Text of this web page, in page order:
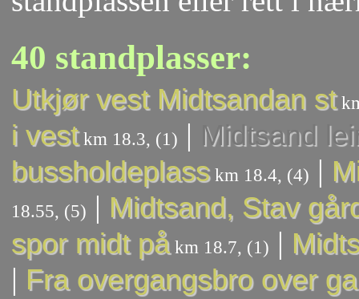
40 standplasser:
Utkjør vest Midtsandan st
i vestkm 18.3, (1) | Midtsand
bussholdeplasskm 18.4, (4) |
18.55, (5) | Midtsand, Stav
spor midt påkm 18.7, (1) |
| Fra overgangsbro over